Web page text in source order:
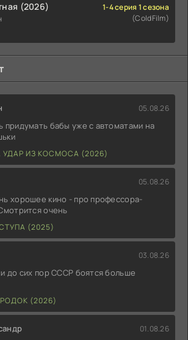
(2026)
1-4 серия 1 сезона
(ColdFilm)
05.08.26
придумать бабы уже с автоматами на
УДАР ИЗ КОСМОСА (2026)
05.08.26
хорошее кино - про профессора-
очень
(2025)
03.08.26
до сих пор СССР боятся больше
(2026)
01.08.26